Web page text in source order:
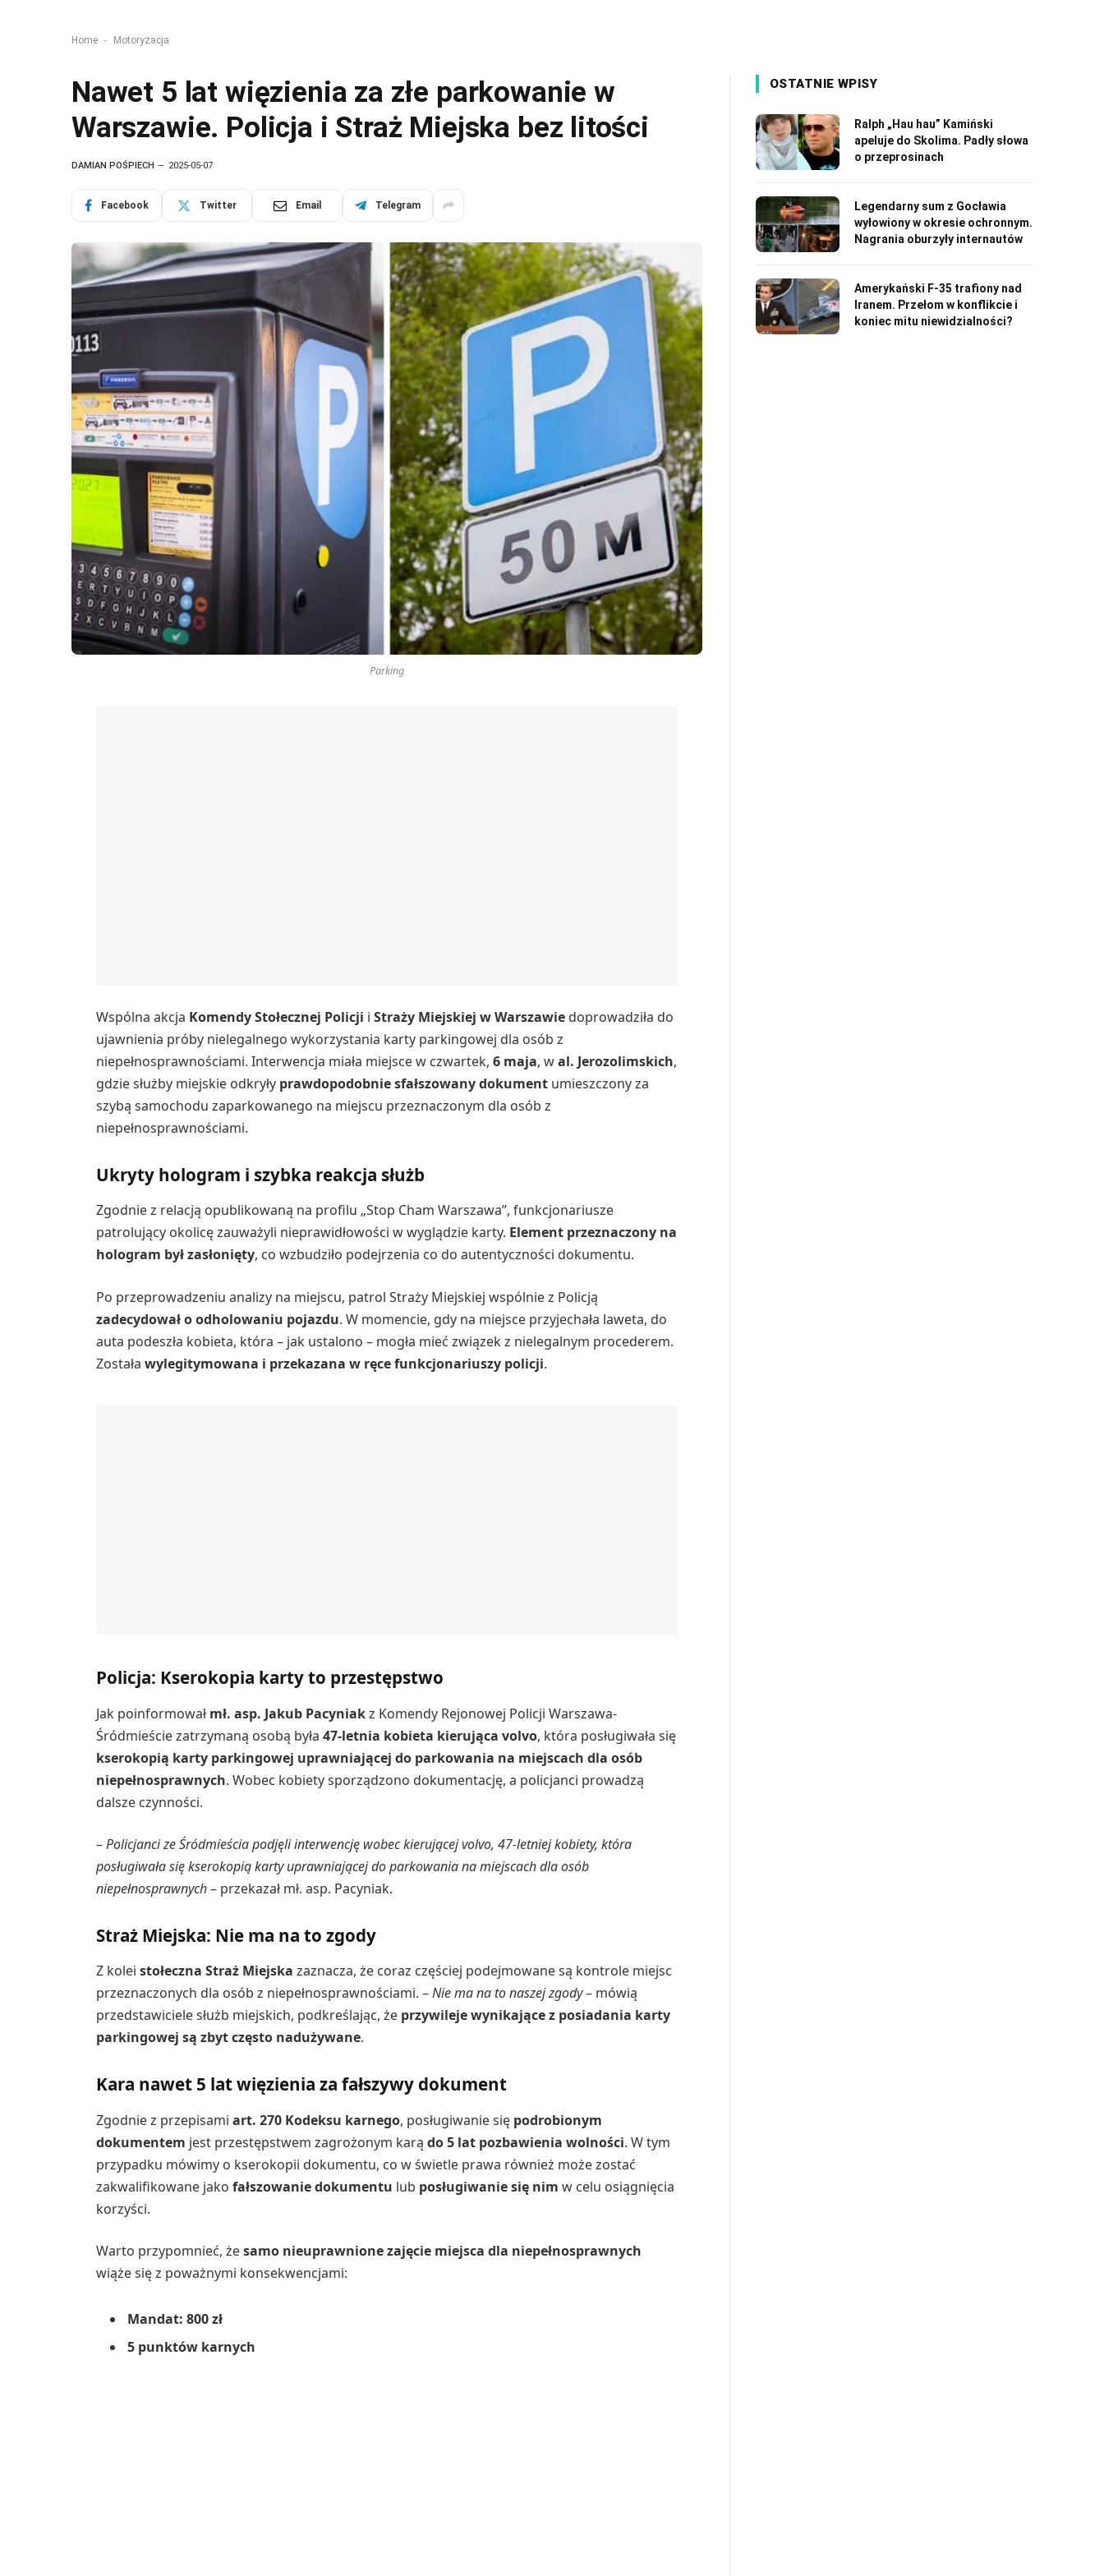
Home - Motoryzacja
Nawet 5 lat więzienia za złe parkowanie w
Warszawie. Policja i Straż Miejska bez litości
DAMIAN POŚPIECH 2025-05-07
Facebook Twitter Email Telegram
Parking
Wspólna akcja Komendy Stołecznej Policji iStraży Miejskiej w Warszawie doprowadziła do
ujawnienia próby nielegalnego wykorzystania karty parkingowej dla osób z
niepełnosprawnościami. Interwencja miała miejsce w czwartek,6 maja, wal. Jerozolimskich,
gdzie służby miejskie odkryły prawdopodobnie sfałszowany dokument umieszczony za
szybą samochodu zaparkowanego na miejscu przeznaczonym dla osób z
niepełnosprawnościami.
Ukryty hologram i szybka reakcja służb
Zgodnie z relacją opublikowaną na profilu „Stop Cham Warszawa”, funkcjonariusze
patrolujący okolicę zauważyli nieprawidłowości w wyglądzie karty. Element przeznaczony na
hologram był zasłonięty, co wzbudziło podejrzenia co do autentyczności dokumentu.
Po przeprowadzeniu analizy na miejscu, patrol Straży Miejskiej wspólnie z Policją
zadecydował o odholowaniu pojazdu. W momencie, gdy na miejsce przyjechała laweta, do
auta podeszła kobieta, która – jak ustalono – mogła mieć związek z nielegalnym procederem.
Zostaławylegitymowana i przekazana w ręce funkcjonariuszy policji.
Policja: Kserokopia karty to przestępstwo
Jak poinformował mł. asp. Jakub Pacyniakz Komendy Rejonowej Policji Warszawa-
Śródmieście zatrzymaną osobą była47-letnia kobieta kierująca volvo, która posługiwała się
kserokopią karty parkingowej uprawniającej do parkowania na miejscach dla osób
niepełnosprawnych. Wobec kobiety sporządzono dokumentację, a policjanci prowadzą
dalsze czynności.
–Policjanci ze Śródmieścia podjęli interwencję wobec kierującej volvo, 47-letniej kobiety, która
posługiwała się kserokopią karty uprawniającej do parkowania na miejscach dla osób
niepełnosprawnych– przekazał mł. asp. Pacyniak.
Straż Miejska: Nie ma na to zgody
Z koleistołeczna Straż Miejska zaznacza, że coraz częściej podejmowane są kontrole miejsc
przeznaczonych dla osób z niepełnosprawnościami. –Nie ma na to naszej zgody– mówią
przedstawiciele służb miejskich, podkreślając, że przywileje wynikające z posiadania karty
parkingowej są zbyt często nadużywane.
Kara nawet 5 lat więzienia za fałszywy dokument
Zgodnie z przepisamiart. 270 Kodeksu karnego, posługiwanie się podrobionym
dokumentem jest przestępstwem zagrożonym karądo 5 lat pozbawienia wolności. W tym
przypadku mówimy o kserokopii dokumentu, co w świetle prawa również może zostać
zakwalifikowane jakofałszowanie dokumentu lub posługiwanie się nim w celu osiągnięcia
korzyści.
Warto przypomnieć, żesamo nieuprawnione zajęcie miejsca dla niepełnosprawnych
wiąże się z poważnymi konsekwencjami:
Mandat: 800 zł
5 punktów karnych
OSTATNIE WPISY
Ralph „Hau hau” Kamiński
apeluje do Skolima. Padły słowa
o przeprosinach
Legendarny sum z Gocławia
wyłowiony w okresie ochronnym.
Nagrania oburzyły internautów
Amerykański F-35 trafiony nad
Iranem. Przełom w konflikcie i
koniec mitu niewidzialności?